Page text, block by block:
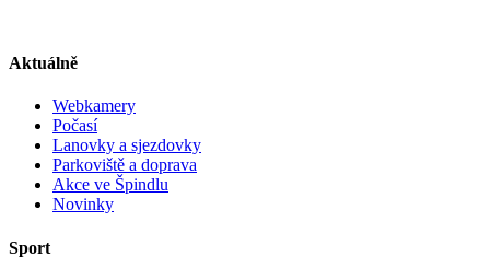
Aktuálně
Webkamery
Počasí
Lanovky a sjezdovky
Parkoviště a doprava
Akce ve Špindlu
Novinky
Sport